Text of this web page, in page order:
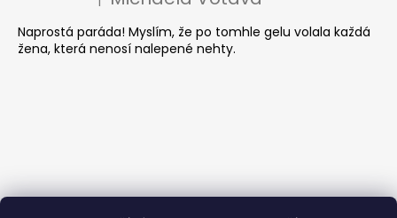
Hodnocení produktu je 5 z 5 hvězdiček.
Naprostá paráda! Myslím, že po tomhle gelu volala každá
žena, která nenosí nalepené nehty.